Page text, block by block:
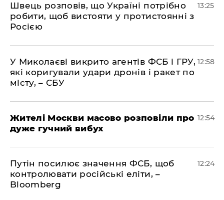
Швець розповів, що Україні потрібно
робити, щоб вистояти у протистоянні з
Росією
13:25
У Миколаєві викрито агентів ФСБ і ГРУ,
які коригували удари дронів і ракет по
місту, – СБУ
12:58
Жителі Москви масово розповіли про
дуже гучний вибух
12:54
Путін посилює значення ФСБ, щоб
контролювати російські еліти, –
Bloomberg
12:24